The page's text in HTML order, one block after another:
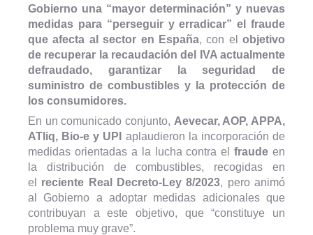
Gobierno una “mayor determinación” y nuevas
medidas para “perseguir y erradicar” el fraude
que afecta al sector en España, con el objetivo
de recuperar la recaudación del IVA actualmente
defraudado, garantizar la seguridad de
suministro de combustibles y la protección de
los consumidores.
En un comunicado conjunto, Aevecar, AOP, APPA,
ATliq, Bio-e y UPI
aplaudieron la incorporación de
medidas orientadas a la lucha contra elfraude en
la distribución de combustibles, recogidas en
el reciente Real Decreto-Ley 8/2023, pero animó
al Gobierno a adoptar medidas adicionales que
contribuyan a este objetivo, que “constituye un
problema muy grave”.